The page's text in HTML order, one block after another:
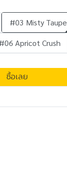
#03 Misty Taupe
#06 Apricot Crush
ซื้อเลย